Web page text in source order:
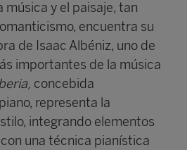
música y el paisaje, tan
encuentra su
de Isaac Albéniz, uno de
importantes de la música
concebida
representa la
integrando elementos
una técnica pianística